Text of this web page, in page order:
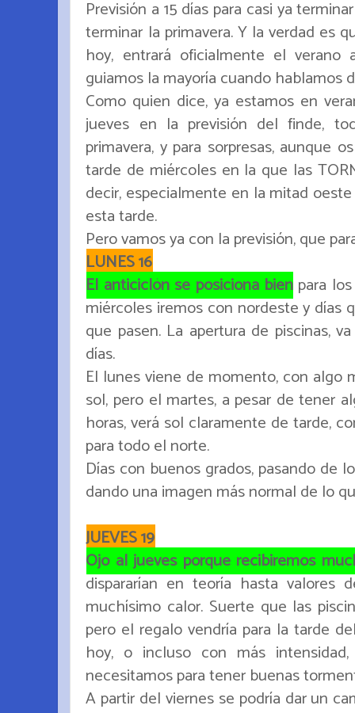
Previsión a 15 días para casi ya
terminar la primavera. Y la verdad es
hoy, entrará oficialmente el
guiamos la mayoría cuando hablamos
Como quien dice, ya estamos en
jueves en la previsión del finde,
primavera, y para sorpresas, aunque
tarde de miércoles en la que las
decir, especialmente en la mitad
esta tarde.
Pero vamos ya con la previsión, que
LUNES 16
El anticiclón se posiciona bien para
miércoles iremos con nordeste y días
que pasen. La apertura de piscinas,
días.
El lunes viene de momento, con algo
sol, pero el martes, a pesar de tener
horas, verá sol claramente de tarde,
para todo el norte.
Días con buenos grados, pasando de
dando una imagen más normal de lo
JUEVES 19
Ojo al jueves porque recibiremos
dispararían en teoría hasta
muchísimo calor. Suerte que las
pero el regalo vendría para la tarde
hoy, o incluso con más
necesitamos para tener buenas
A partir del viernes se podría dar un